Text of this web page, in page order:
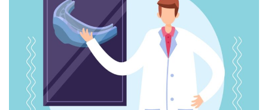
КОНТАКТЫ